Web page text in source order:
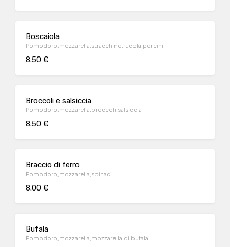
Boscaiola
Pomodoro,mozzarella,stracchino,rucola,porcini
8.50 €
Broccoli e salsiccia
Pomodoro,mozzarella,broccoli,salsiccia
8.50 €
Braccio di ferro
Pomodoro,mozzarella,spinaci
8.00 €
Bufala
Pomodoro,mozzarella,mozzarella di bufala